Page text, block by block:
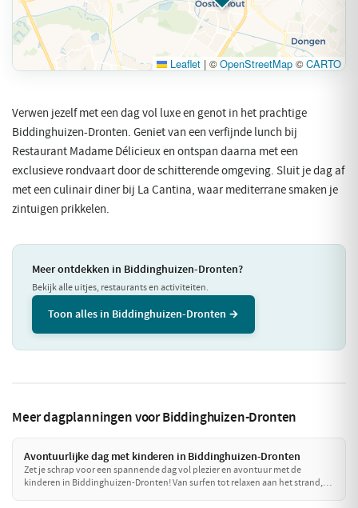
Leaflet | © OpenStreetMap © CARTO
Verwen jezelf met een dag vol luxe en genot in het prachtige
Biddinghuizen-Dronten. Geniet van een verfijnde lunch bij
Restaurant Madame Délicieux en ontspan daarna met een
exclusieve rondvaart door de schitterende omgeving. Sluit je dag af
met een culinair diner bij La Cantina, waar mediterrane smaken je
zintuigen prikkelen.
Meer ontdekken in Biddinghuizen-Dronten?
Bekijk alle uitjes, restaurants en activiteiten.
Toon alles in Biddinghuizen-Dronten →
Meer dagplanningen voor Biddinghuizen-Dronten
Avontuurlijke dag met kinderen in Biddinghuizen-Dronten
Zet je schrap voor een spannende dag vol plezier en avontuur met de
kinderen in Biddinghuizen-Dronten! Van surfen tot relaxen aan het strand,